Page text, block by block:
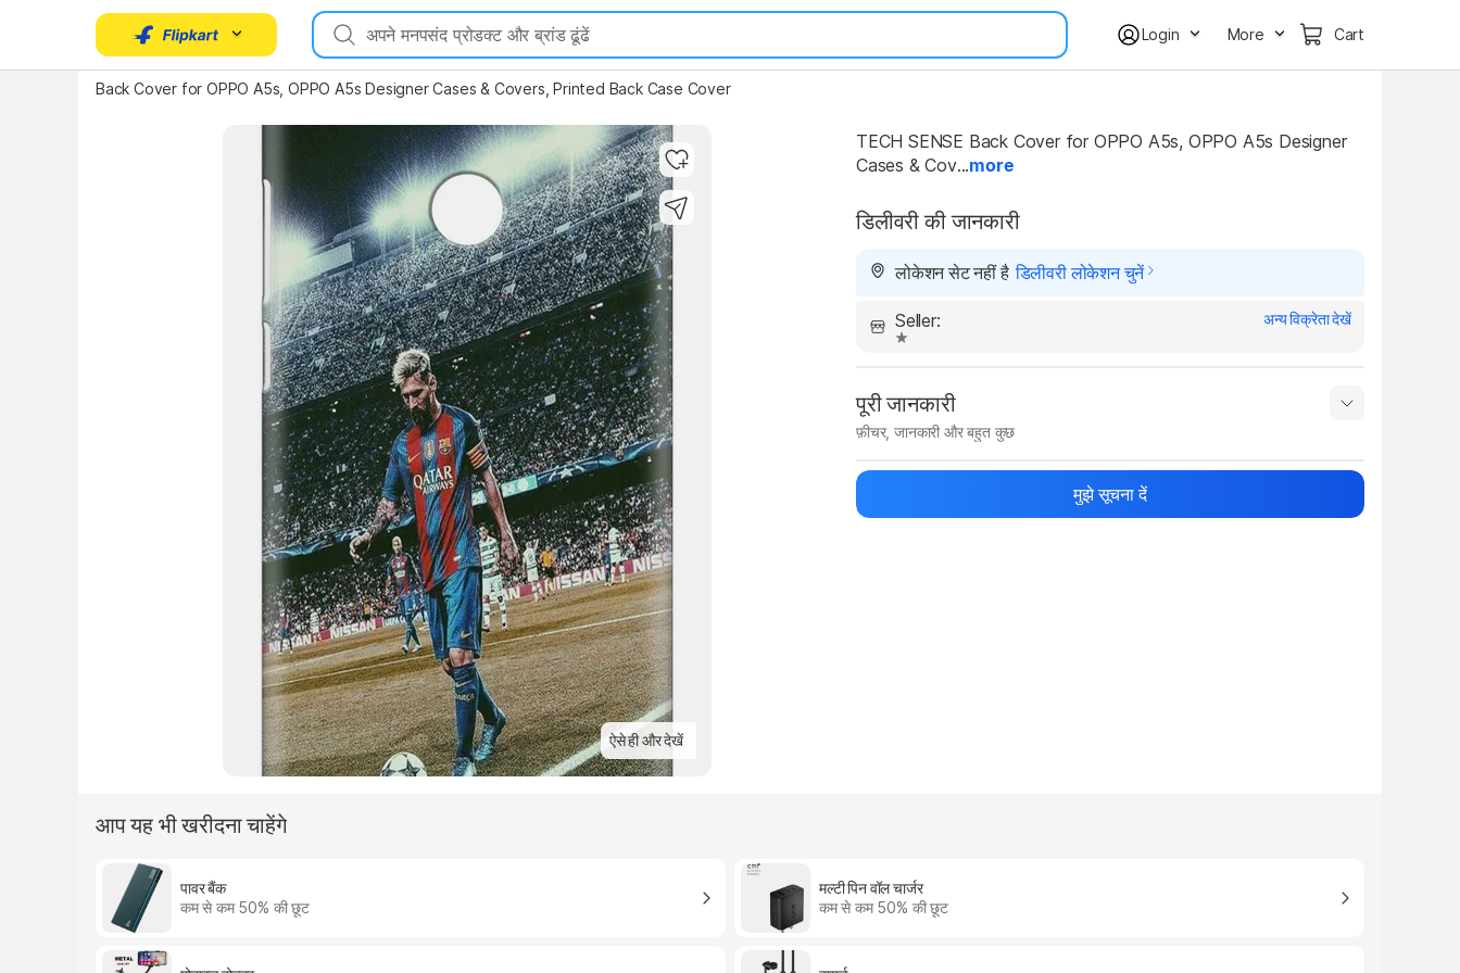
Login More Cart
Back Cover for OPPO A5s, OPPO A5s Designer Cases & Covers, Printed Back Case Cover
Key Highlights
ऐसे ही और देखें
TECH SENSE Back Cover for OPPO A5s, OPPO A5s Designer
Cases & Cov...more
डिलीवरी की जानकारी
लोकेशन सेट नहीं है डिलीवरी लोकेशन चुनें
Seller: अन्य विक्रेता देखें
पूरी जानकारी
फ़ीचर, जानकारी और बहुत कुछ
Show More
मुझे सूचना दें
आप यह भी खरीदना चाहेंगे
पावर बैंक
कम से कम 50% की छूट
मल्टी पिन वॉल चार्जर
कम से कम 50% की छूट